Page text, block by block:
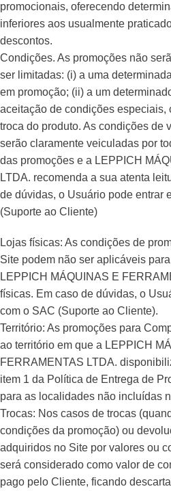
promocionais, oferecendo
inferiores aos usualmente
descontos.
Condições. As promoções não
ser limitadas: (i) a uma
em promoção; (ii) a um
aceitação de condições
troca do produto. As condições de
serão claramente veiculadas por
das promoções e a LEPPICH
LTDA. recomenda a sua atenta
de dúvidas, o Usuário pode entrar
(Suporte ao Cliente)
Lojas físicas: As condições de
Site podem não ser aplicáveis
LEPPICH MÁQUINAS E
físicas. Em caso de dúvidas, o
com o SAC (Suporte ao Cliente).
Território: As promoções para
ao território em que a LEPPICH
FERRAMENTAS LTDA.
item 1 da Política de Entrega de
para as localidades não incluídas
Trocas: Nos casos de trocas
condições da promoção) ou
adquiridos no Site por valores ou
será considerado como valor de
pago pelo Cliente, ficando